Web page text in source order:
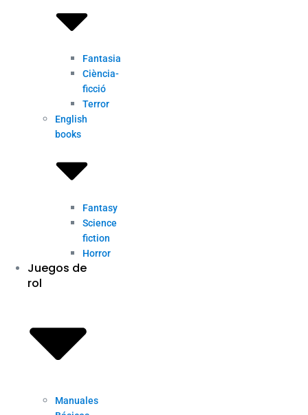
Fantasia
Ciència-
ficció
Terror
English
books
Fantasy
Science
fiction
Horror
Juegos de
rol
Manuales